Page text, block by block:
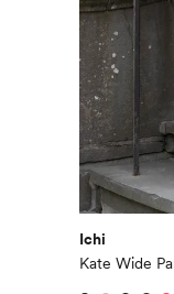
Ichi
Kate Wide